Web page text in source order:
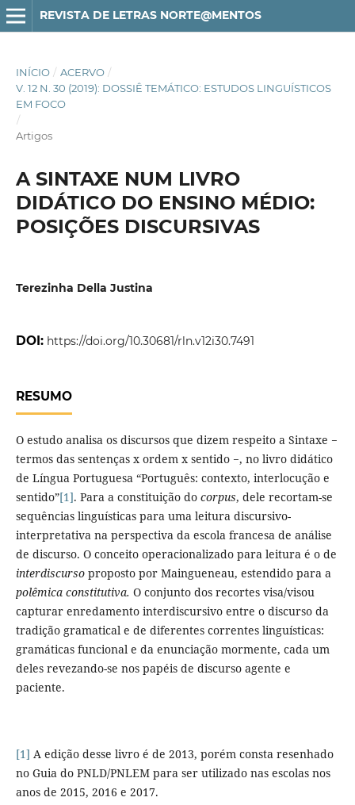
REVISTA DE LETRAS NORTE@MENTOS
INÍCIO / ACERVO /
V. 12 N. 30 (2019): DOSSIÊ TEMÁTICO: ESTUDOS LINGUÍSTICOS
EM FOCO
/
Artigos
A SINTAXE NUM LIVRO
DIDÁTICO DO ENSINO MÉDIO:
POSIÇÕES DISCURSIVAS
Terezinha Della Justina
DOI: https://doi.org/10.30681/rln.v12i30.7491
RESUMO
O estudo analisa os discursos que dizem respeito a Sintaxe −
termos das sentenças x ordem x sentido −, no livro didático
de Língua Portuguesa “Português: contexto, interlocução e
sentido”[1]. Para a constituição do corpus, dele recortam-se
sequências linguísticas para uma leitura discursivo-
interpretativa na perspectiva da escola francesa de análise
de discurso. O conceito operacionalizado para leitura é o de
interdiscursoproposto por Maingueneau, estendido para a
polêmica constitutiva. O conjunto dos recortes visa/visou
capturar enredamento interdiscursivo entre o discurso da
tradição gramatical e de diferentes correntes linguísticas:
gramáticas funcional e da enunciação mormente, cada um
deles revezando-se nos papéis de discurso agente e
paciente.
[1] A edição desse livro é de 2013, porém consta resenhado
no Guia do PNLD/PNLEM para ser utilizado nas escolas nos
anos de 2015, 2016 e 2017.